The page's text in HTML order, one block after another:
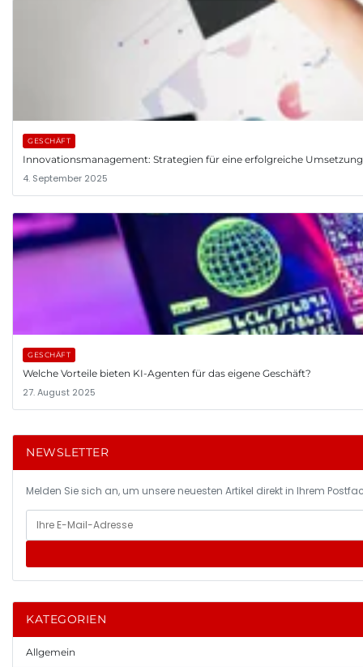
GESCHÄFT
Innovationsmanagement: Strategien für eine erfolgreiche
4. September 2025
GESCHÄFT
Welche Vorteile bieten KI-Agenten für das eigene Geschäft?
27. August 2025
NEWSLETTER
Melden Sie sich an, um unsere neuesten Artikel direkt in Ihrem
KATEGORIEN
Allgemein